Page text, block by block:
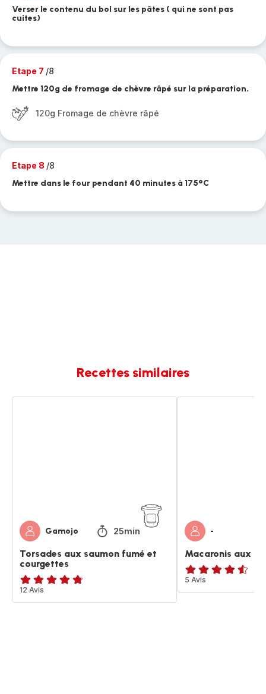
Verser le contenu du bol sur les pâtes ( qui ne sont pas
cuites)
Etape 7 /8
Mettre 120g de fromage de chèvre râpé sur la préparation.
120g Fromage de chèvre râpé
Etape 8 /8
Mettre dans le four pendant 40 minutes à 175°C
Recettes similaires
Gamojo 25min
Torsades aux saumon fumé et
courgettes
ratings.4.7
12 Avis
-
Macaronis aux
ratings.4.5
5 Avis